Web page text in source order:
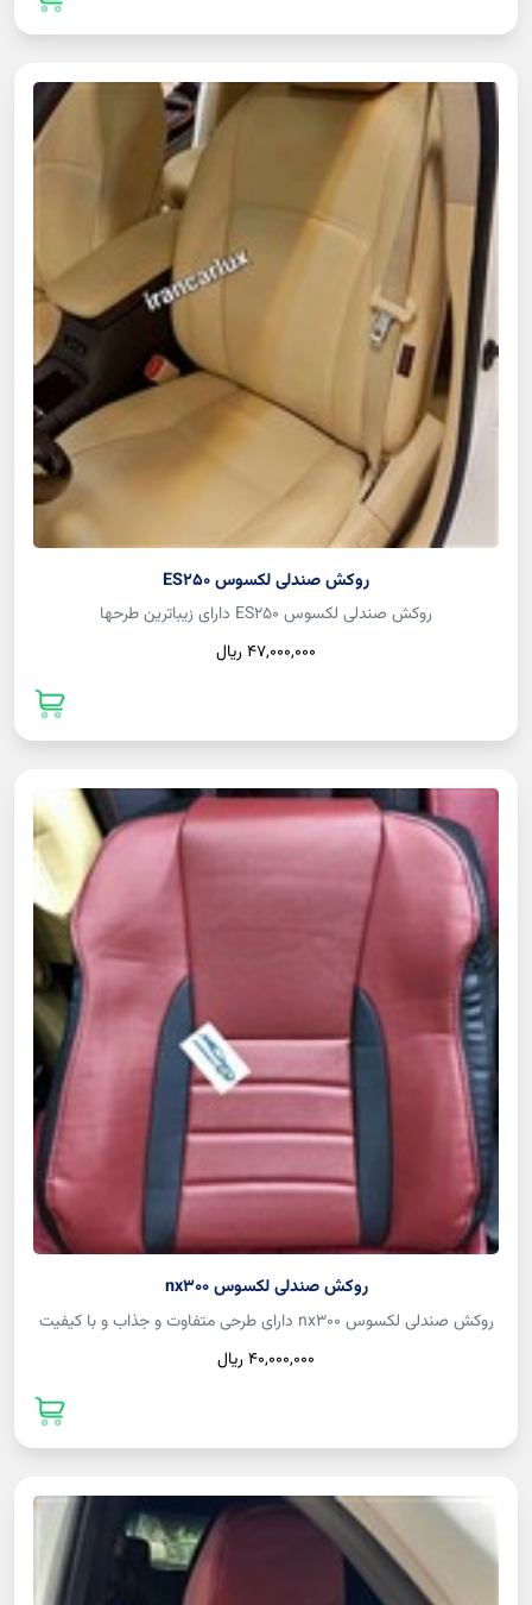
روکش صندلی لکسوس ES250
روکش صندلی لکسوس ES250 دارای زیباترین طرحها
47,000,000 ريال
روکش صندلی لکسوس nx300
روکش صندلی لکسوس nx300 دارای طرحی متفاوت و جذاب و با کیفیت
40,000,000 ريال